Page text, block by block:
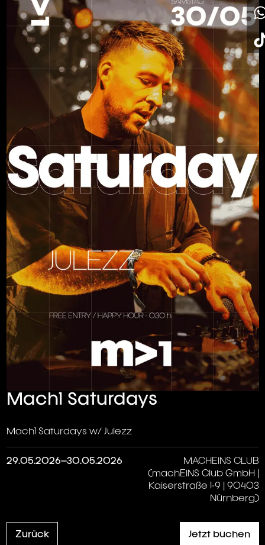
Mach1 Saturdays
Mach1 Saturdays w/ Julezz
29.05.2026–30.05.2026
MACHEINS CLUB
(machEINS Club GmbH |
Kaiserstraße 1-9 | 90403
Nürnberg)
Zurück Jetzt buchen